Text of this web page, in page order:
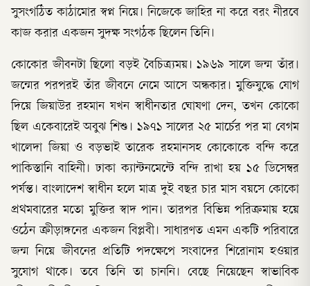
সুসংগঠিত কাঠামোর স্বপ্ন নিয়ে। নিজেকে জাহির না করে বরং নীরবে
কাজ করার একজন সুদক্ষ সংগঠক ছিলেন তিনি।
কোকোর জীবনটা ছিলো বড়ই বৈচিত্র্যময়। ১৯৬৯ সালে জন্ম তাঁর।
জন্মের পরপরই তাঁর জীবনে নেমে আসে অন্ধকার। মুক্তিযুদ্ধে যোগ
দিয়ে জিয়াউর রহমান যখন স্বাধীনতার ঘোষণা দেন, তখন কোকো
ছিল একেবারেই অবুঝ শিশু। ১৯৭১ সালের ২৫ মার্চের পর মা বেগম
খালেদা জিয়া ও বড়ভাই তারেক রহমানসহ কোকোকে বন্দি করে
পাকিস্তানি বাহিনী। ঢাকা ক্যান্টনমেন্টে বন্দি রাখা হয় ১৫ ডিসেম্বর
পর্যন্ত। বাংলাদেশ স্বাধীন হলে মাত্র দুই বছর চার মাস বয়সে কোকো
প্রথমবারের মতো মুক্তির স্বাদ পান। তারপর বিভিন্ন পরিক্রমায় হয়ে
ওঠেন ক্রীড়াঙ্গনের একজন বিপ্লবী। সাধারণত এমন একটি পরিবারে
জন্ম নিয়ে জীবনের প্রতিটি পদক্ষেপে সংবাদের শিরোনাম হওয়ার
সুযোগ থাকে। তবে তিনি তা চাননি। বেছে নিয়েছেন স্বাভাবিক